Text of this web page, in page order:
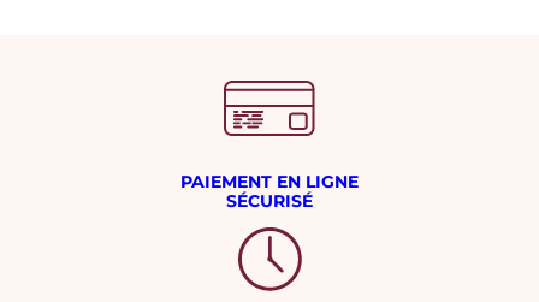
PAIEMENT EN LIGNE
SÉCURISÉ